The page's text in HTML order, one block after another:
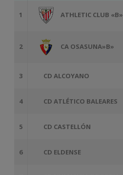
1 ATHLETIC CLUB «B»
2 CA OSASUNA»B»
3 CD ALCOYANO
4 CD ATLÉTICO BALEARES
5 CD CASTELLÓN
6 CD ELDENSE